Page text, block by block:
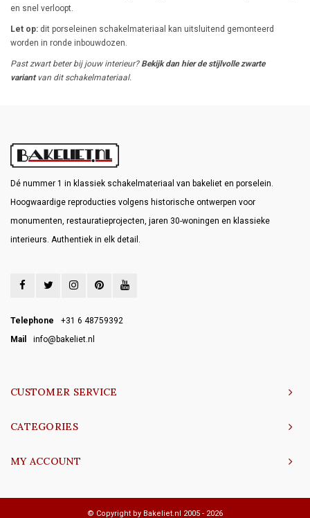
en snel verloopt.
Let op: dit porseleinen schakelmateriaal kan uitsluitend gemonteerd
worden in ronde inbouwdozen.
Past zwart beter bij jouw interieur? Bekijk dan hier de stijlvolle zwarte
variantvan dit schakelmateriaal.
Dé nummer 1 in klassiek schakelmateriaal van bakeliet en porselein.
Hoogwaardige reproducties volgens historische ontwerpen voor
monumenten, restauratieprojecten, jaren 30-woningen en klassieke
interieurs. Authentiek in elk detail.
Telephone
+31 6 48759392
Mail
info@bakeliet.nl
CUSTOMER SERVICE
CATEGORIES
MY ACCOUNT
© Copyright by Bakeliet.nl 2005 - 2026